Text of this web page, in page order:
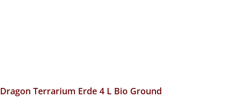
Dragon Terrarium Erde 4 L Bio Ground